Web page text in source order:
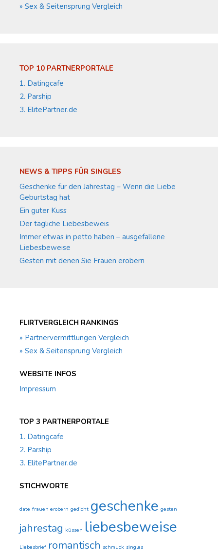
» Sex & Seitensprung Vergleich
TOP 10 PARTNERPORTALE
1. Datingcafe
2. Parship
3. ElitePartner.de
NEWS & TIPPS FÜR SINGLES
Geschenke für den Jahrestag – Wenn die Liebe
Geburtstag hat
Ein guter Kuss
Der tägliche Liebesbeweis
Immer etwas in petto haben – ausgefallene
Liebesbeweise
Gesten mit denen Sie Frauen erobern
FLIRTVERGLEICH RANKINGS
» Partnervermittlungen Vergleich
» Sex & Seitensprung Vergleich
WEBSITE INFOS
Impressum
TOP 3 PARTNERPORTALE
1. Datingcafe
2. Parship
3. ElitePartner.de
STICHWORTE
date frauen erobern gedicht geschenke gesten
jahrestag küssen liebesbeweise
Liebesbrief romantisch schmuck singles